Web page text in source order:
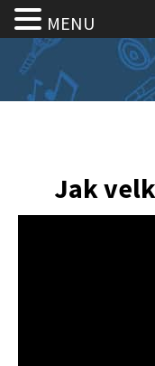
Jak
MENU